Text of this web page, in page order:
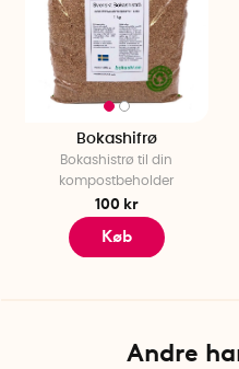
Bokashifrø
Bokashistrø til din
kompostbeholder
100 kr
Køb
Andre